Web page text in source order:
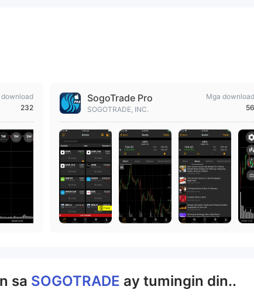
download
232
SogoTrade Pro
SOGOTRADE, INC.
Mga download
56
sa SOGOTRADE ay tumingin din..